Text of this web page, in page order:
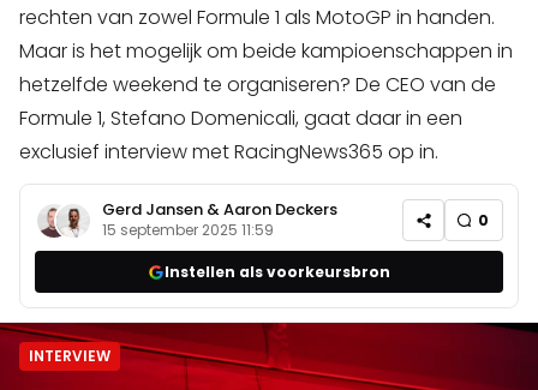
rechten van zowel Formule 1 als MotoGP in handen.
Maar is het mogelijk om beide kampioenschappen in
hetzelfde weekend te organiseren? De CEO van de
Formule 1, Stefano Domenicali, gaat daar in een
exclusief interview met RacingNews365 op in.
Gerd Jansen &Aaron Deckers
15 september 2025 11:59 0
Instellen als voorkeursbron
INTERVIEW